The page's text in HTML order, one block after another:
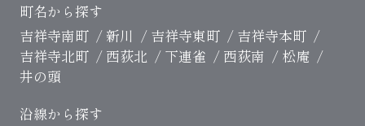
町名から探す
吉祥寺南町
新川 吉祥寺東町
吉祥寺本町
吉祥寺北町
西荻北 下連雀 西荻南
松庵
井の頭
沿線から探す